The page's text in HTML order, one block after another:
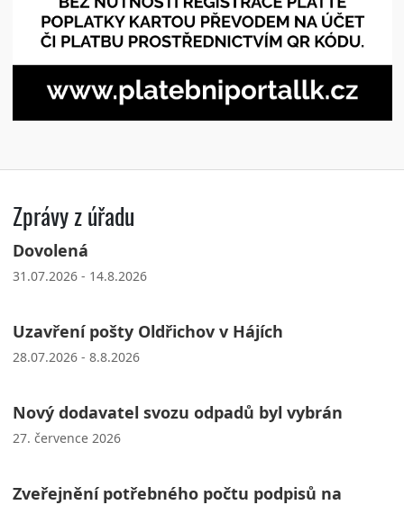
Zprávy z úřadu
Dovolená
31.07.2026 - 14.8.2026
Uzavření pošty Oldřichov v Hájích
28.07.2026 - 8.8.2026
Nový dodavatel svozu odpadů byl vybrán
27. července 2026
Zveřejnění potřebného počtu podpisů na